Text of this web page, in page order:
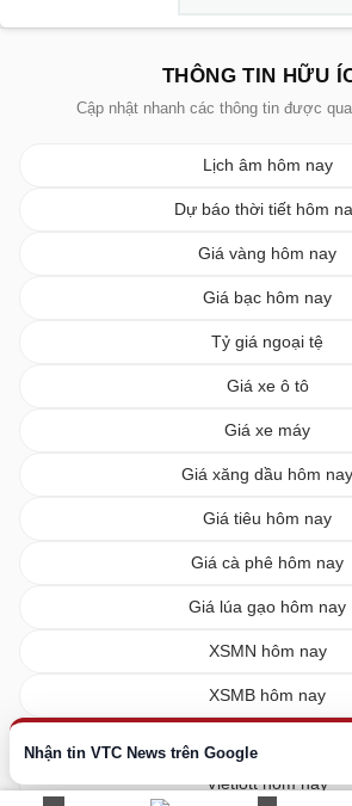
Nhận tin VTC News trên Google
THÔNG TIN HỮU
Cập nhật nhanh các thông tin được
Lịch âm hôm nay
Dự báo thời tiết hôm
Giá vàng hôm nay
Giá bạc hôm nay
Tỷ giá ngoại tệ
Giá xe ô tô
Giá xe máy
Giá xăng dầu hôm nay
Giá tiêu hôm nay
Giá cà phê hôm nay
Giá lúa gạo hôm nay
XSMN hôm nay
XSMB hôm nay
Vietlott hôm nay